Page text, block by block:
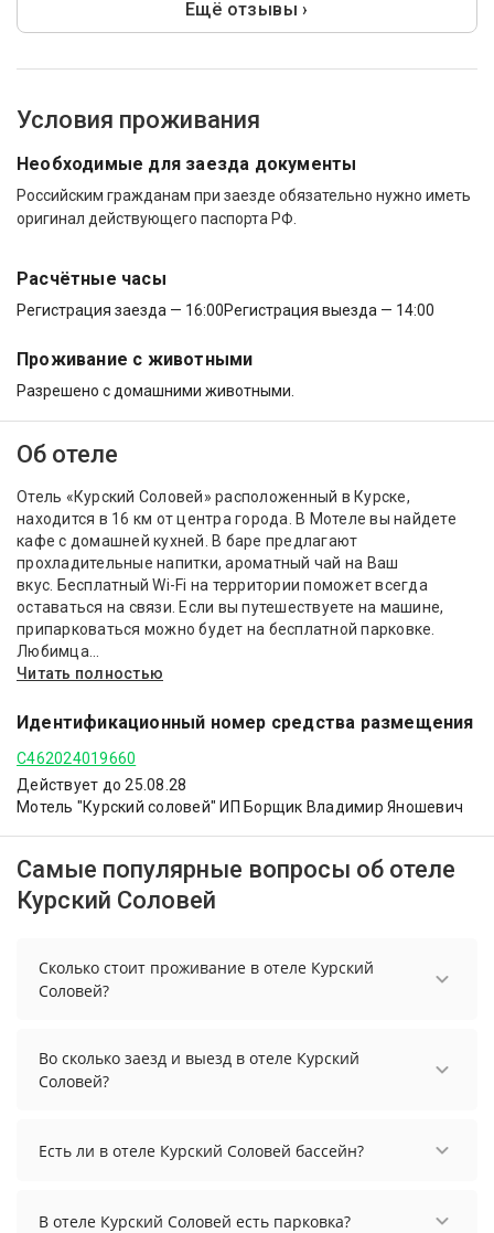
Ещё отзывы ›
Условия проживания
Необходимые для заезда документы
Российским гражданам при заезде обязательно нужно иметь
оригинал действующего паспорта РФ.
Расчётные часы
Регистрация заезда — 16:00Регистрация выезда — 14:00
Проживание с животными
Разрешено с домашними животными.
Об отеле
Отель «Курский Соловей» расположенный в Курске,
находится в 16 км от центра города. В Мотеле вы найдете
кафе с домашней кухней. В баре предлагают
прохладительные напитки, ароматный чай на Ваш
вкус. Бесплатный Wi-Fi на территории поможет всегда
оставаться на связи. Если вы путешествуете на машине,
припарковаться можно будет на бесплатной парковке.
Любимца...
Читать полностью
Идентификационный номер средства размещения
С462024019660
Действует до 25.08.28
Мотель "Курский соловей" ИП Борщик Владимир Яношевич
Самые популярные вопросы об отеле
Курский Соловей
Сколько стоит проживание в отеле Курский
Соловей?
начинается от 2775 рублей. Чтобы увидеть
актуальные цены на проживание, выберите
Во сколько заезд и выезд в отеле Курский
Соловей?
осуществить до 14:00.
Есть ли в отеле Курский Соловей бассейн?
В отеле Курский Соловей есть парковка?